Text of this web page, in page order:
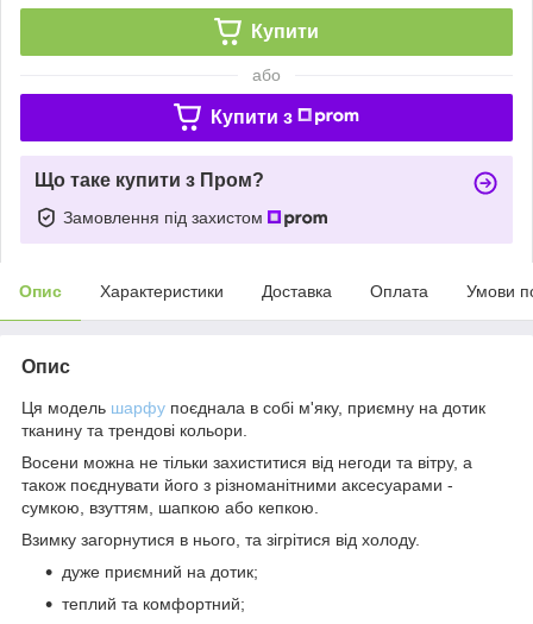
Купити
або
Купити з
Що таке купити з Пром?
Замовлення під захистом
Опис Характеристики Доставка Оплата Умови
Опис
Ця модель шарфу поєднала в собі м'яку, приємну на дотик
тканину та трендові кольори.
Восени можна не тільки захиститися від негоди та вітру, а
також поєднувати його з різноманітними аксесуарами -
сумкою, взуттям, шапкою або кепкою.
Взимку загорнутися в нього, та зігрітися від холоду.
дуже приємний на дотик;
теплий та комфортний;